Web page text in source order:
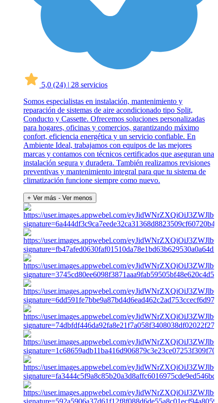
5,0 (24) | 28 servicios
Somos especialistas en instalación, mantenimiento y
reparación de sistemas de aire acondicionado tipo Split,
Conducto y Cassette. Ofrecemos soluciones personalizadas
para hogares, oficinas y comercios, garantizando máximo
confort, eficiencia energética y un servicio confiable. En
Ambiente Ideal, trabajamos con equipos de las mejores
marcas y contamos con técnicos certificados que aseguran una
instalación segura y duradera. También realizamos revisiones
preventivas y mantenimiento integral para que tu sistema de
climatización funcione siempre como nuevo.
+ Ver más - Ver menos